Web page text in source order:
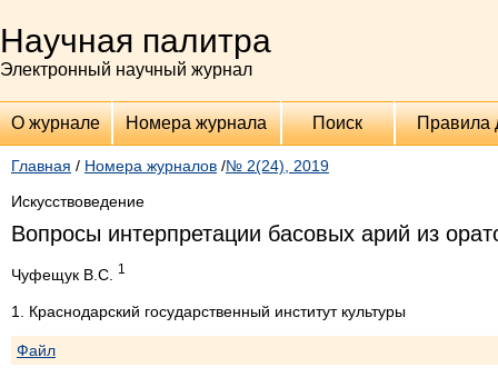
Научная палитра
Электронный научный журнал
О журнале Номера журнала Поиск Правила
Главная / Номера журналов /№ 2(24), 2019
Искусствоведение
Вопросы интерпретации басовых арий из
Чуфещук В.С. 1
1. Краснодарский государственный институт культуры
Файл